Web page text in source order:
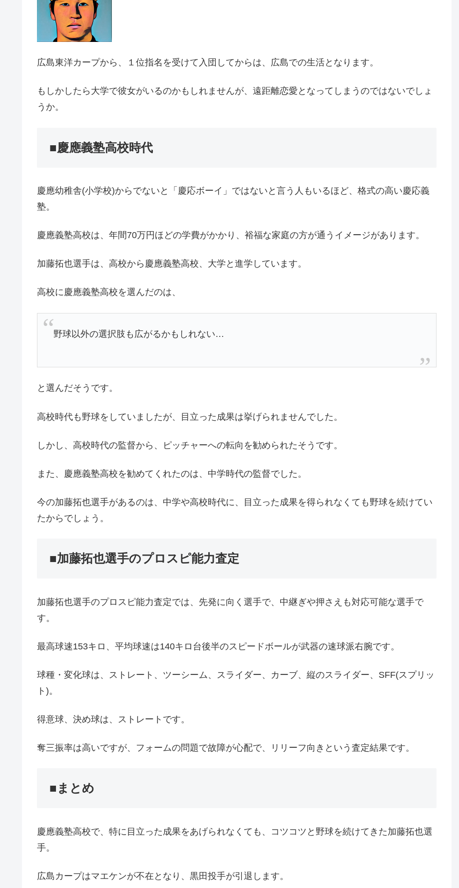
広島東洋カープから、１位指名を受けて入団してからは、広島での生活となります。
もしかしたら大学で彼女がいるのかもしれませんが、遠距離恋愛となってしまうのではないでしょ
うか。
■慶應義塾高校時代
慶應幼稚舎(小学校)からでないと「慶応ボーイ」ではないと言う人もいるほど、格式の高い慶応義
塾。
慶應義塾高校は、年間70万円ほどの学費がかかり、裕福な家庭の方が通うイメージがあります。
加藤拓也選手は、高校から慶應義塾高校、大学と進学しています。
高校に慶應義塾高校を選んだのは、
野球以外の選択肢も広がるかもしれない…
と選んだそうです。
高校時代も野球をしていましたが、目立った成果は挙げられませんでした。
しかし、高校時代の監督から、ピッチャーへの転向を勧められたそうです。
また、慶應義塾高校を勧めてくれたのは、中学時代の監督でした。
今の加藤拓也選手があるのは、中学や高校時代に、目立った成果を得られなくても野球を続けてい
たからでしょう。
■加藤拓也選手のプロスピ能力査定
加藤拓也選手のプロスピ能力査定では、先発に向く選手で、中継ぎや押さえも対応可能な選手で
す。
最高球速153キロ、平均球速は140キロ台後半のスピードボールが武器の速球派右腕です。
球種・変化球は、ストレート、ツーシーム、スライダー、カーブ、縦のスライダー、SFF(スプリッ
ト)。
得意球、決め球は、ストレートです。
奪三振率は高いですが、フォームの問題で故障が心配で、リリーフ向きという査定結果です。
■まとめ
慶應義塾高校で、特に目立った成果をあげられなくても、コツコツと野球を続けてきた加藤拓也選
手。
広島カープはマエケンが不在となり、黒田投手が引退します。